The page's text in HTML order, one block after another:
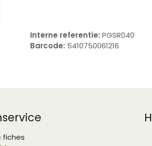
Interne referentie: PGSR040
Barcode: 5410750061216
fiches